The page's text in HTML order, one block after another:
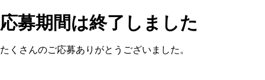
応募期間は終了しました
たくさんのご応募ありがとうございました。